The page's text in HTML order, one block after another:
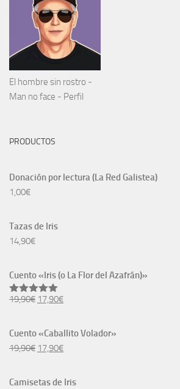
El hombre sin rostro -
Man no face - Perfil
PRODUCTOS
Donación por lectura (La Red Galistea)
1,00€
Tazas de Iris
14,90€
Cuento «Iris (o La Flor del Azafrán)»
Valorado
19,90€ El
original
era:
17,90€El
actual
es:
Cuento «Caballito Volador»
19,90€ El
original
17,90€El
actual
Camisetas de Iris